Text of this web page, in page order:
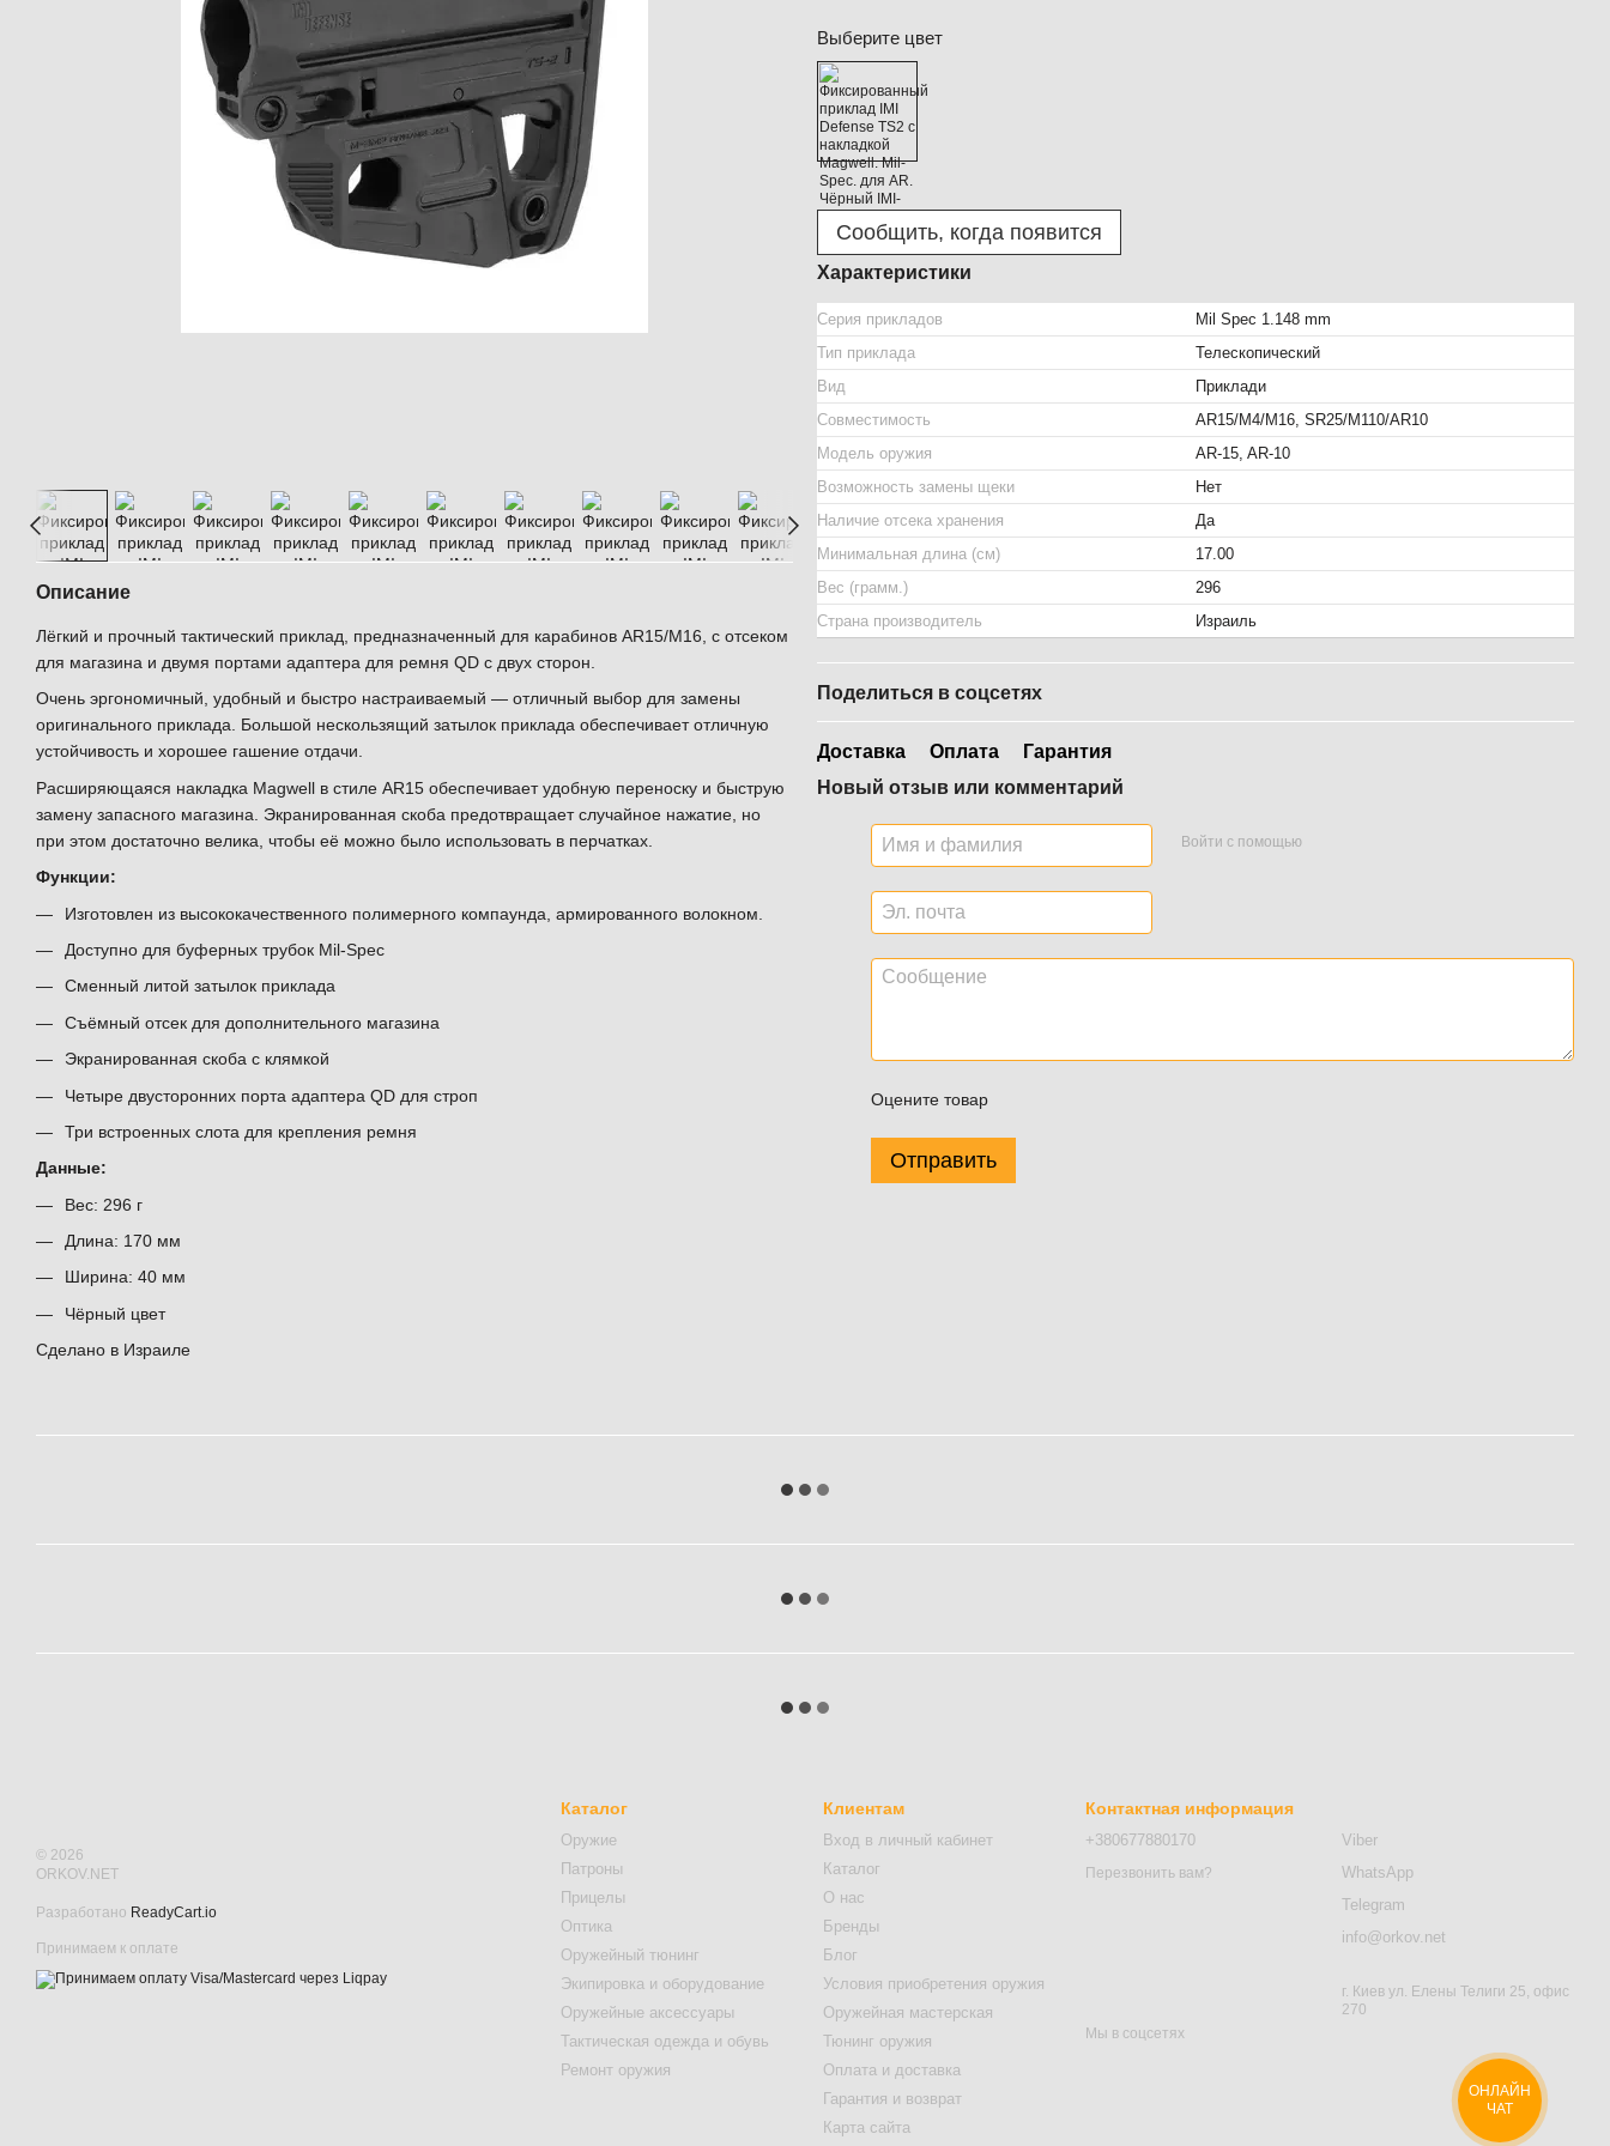
Описание
Лёгкий и прочный тактический приклад, предназначенный для карабинов AR15/M16, с отсеком
для магазина и двумя портами адаптера для ремня QD с двух сторон.
Очень эргономичный, удобный и быстро настраиваемый — отличный выбор для замены
оригинального приклада. Большой нескользящий затылок приклада обеспечивает отличную
устойчивость и хорошее гашение отдачи.
Расширяющаяся накладка Magwell в стиле AR15 обеспечивает удобную переноску и быструю
замену запасного магазина. Экранированная скоба предотвращает случайное нажатие, но
при этом достаточно велика, чтобы её можно было использовать в перчатках.
Функции:
Изготовлен из высококачественного полимерного компаунда, армированного волокном.
Доступно для буферных трубок Mil-Spec
Сменный литой затылок приклада
Съёмный отсек для дополнительного магазина
Экранированная скоба с клямкой
Четыре двусторонних порта адаптера QD для строп
Три встроенных слота для крепления ремня
Данные:
Вес: 296 г
Длина: 170 мм
Ширина: 40 мм
Чёрный цвет
Сделано в Израиле
Выберите цвет
Сообщить, когда появится
Характеристики
Серия прикладов
Mil Spec 1.148 mm
Тип приклада
Телескопический
Вид
Приклади
Совместимость
AR15/M4/M16, SR25/M110/AR10
Модель оружия
AR-15, AR-10
Возможность замены щеки
Нет
Наличие отсека хранения
Да
Минимальная длина (см)
17.00
Вес (грамм.)
296
Страна производитель
Израиль
Поделиться в соцсетях
Доставка Оплата
Гарантия
Новый отзыв или комментарий
Войти с помощью
Оцените товар
Отправить
© 2026
ORKOV.NET
Разработано ReadyCart.io
Принимаем к оплате
Каталог
Оружие
Патроны
Прицелы
Оптика
Оружейный тюнинг
Экипировка и оборудование
Оружейные аксессуары
Тактическая одежда и обувь
Ремонт оружия
Клиентам
Вход в личный кабинет
Каталог
О нас
Бренды
Блог
Условия приобретения оружия
Оружейная мастерская
Тюнинг оружия
Оплата и доставка
Гарантия и возврат
Карта сайта
Контактная информация
+380677880170
Перезвонить вам?
Viber
WhatsApp
Telegram
info@orkov.net
г. Киев ул. Елены Телиги 25, офис
270
Мы в соцсетях
ОНЛАЙН
ЧАТ